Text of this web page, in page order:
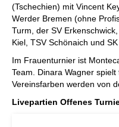
(Tschechien) mit Vincent
Werder Bremen (ohne
Turm, der SV
Kiel, TSV Schönaich und
Im Frauenturnier ist
Team. Dinara Wagner
Vereinsfarben werden von
Livepartien Offenes